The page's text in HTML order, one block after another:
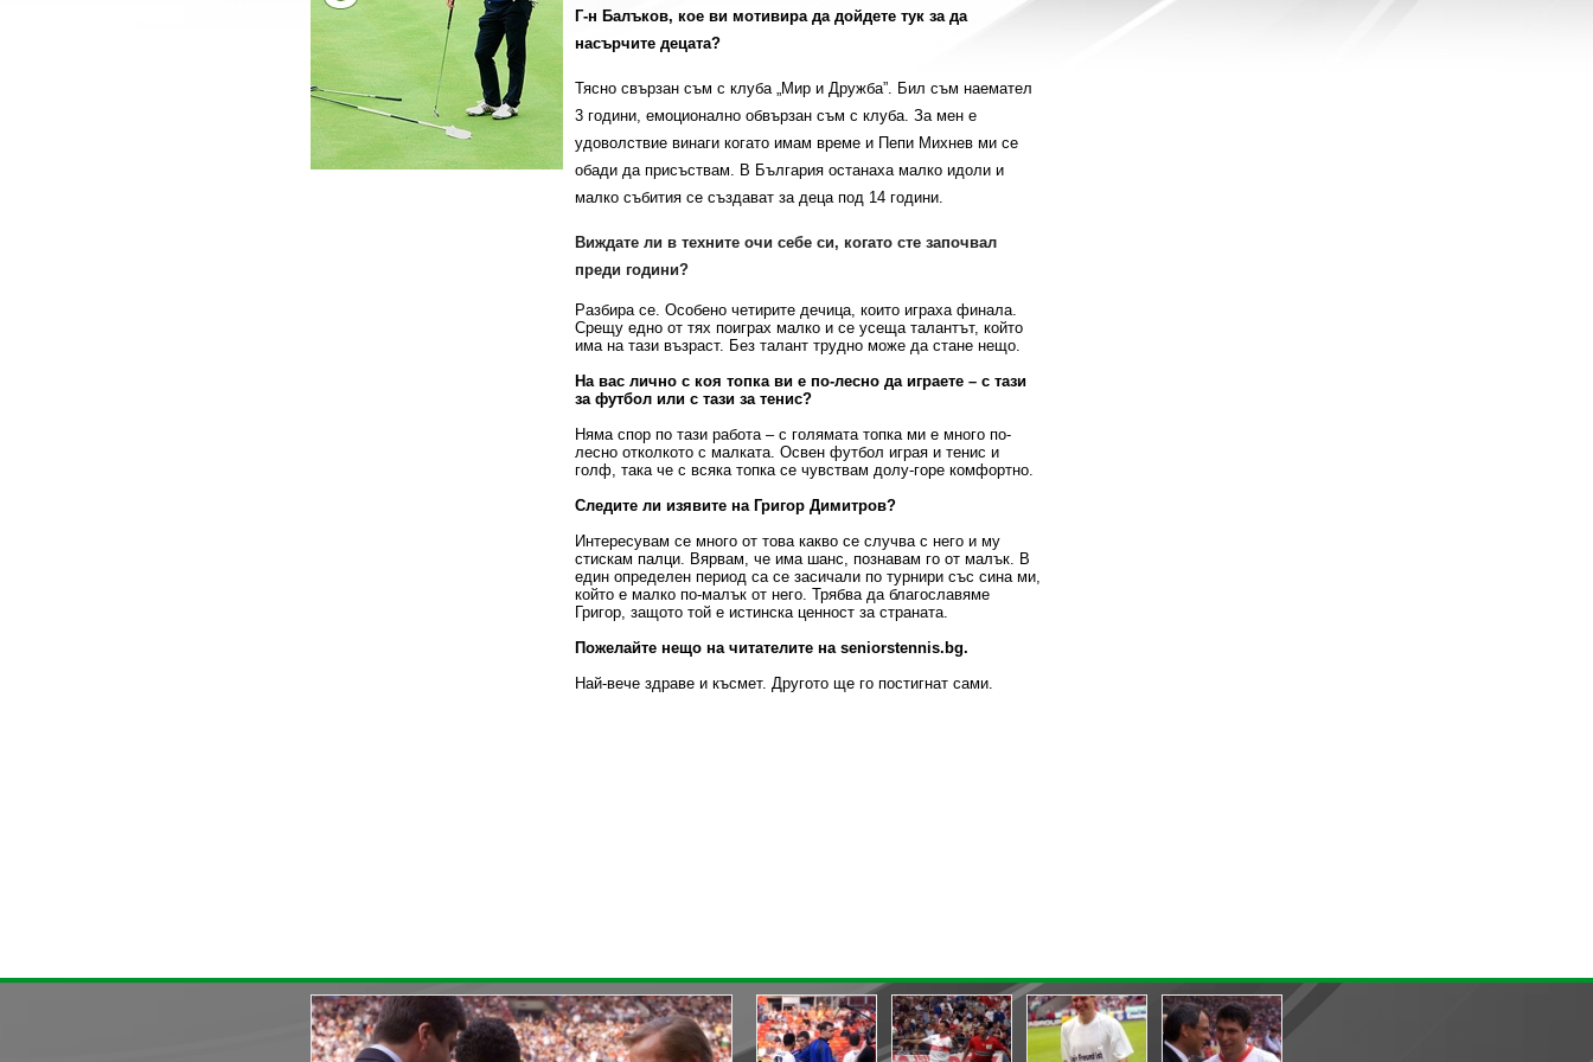
Г-н Балъков, кое ви мотивира да дойдете тук за да
насърчите децата?
Тясно свързан съм с клуба „Мир и Дружба”. Бил съм наемател
3 години, емоционално обвързан съм с клуба. За мен е
удоволствие винаги когато имам време и Пепи Михнев ми се
обади да присъствам. В България останаха малко идоли и
малко събития се създават за деца под 14 години.
Виждате ли в техните очи себе си, когато сте започвал
преди години?
Разбира се. Особено четирите дечица, които играха финала.
Срещу едно от тях поиграх малко и се усеща талантът, който
има на тази възраст. Без талант трудно може да стане нещо.
На вас лично с коя топка ви е по-лесно да играете – с тази
за футбол или с тази за тенис?
Няма спор по тази работа – с голямата топка ми е много по-
лесно отколкото с малката. Освен футбол играя и тенис и
голф, така че с всяка топка се чувствам долу-горе комфортно.
Следите ли изявите на Григор Димитров?
Интересувам се много от това какво се случва с него и му
стискам палци. Вярвам, че има шанс, познавам го от малък. В
един определен период са се засичали по турнири със сина ми,
който е малко по-малък от него. Трябва да благославяме
Григор, защото той е истинска ценност за страната.
Пожелайте нещо на читателите на seniorstennis.bg.
Най-вече здраве и късмет. Другото ще го постигнат сами.